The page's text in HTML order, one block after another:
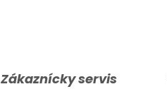
Zákaznícky servis